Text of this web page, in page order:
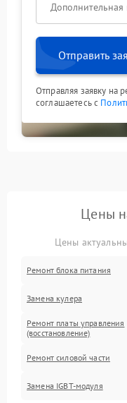
устойчивость и
Отправить
Отправляя заявку на
соглашаетесь с
Цены
Цены
Ремонт блока питания
Замена кулера
Ремонт платы управления
(восстановление)
Ремонт силовой части
Замена IGBT-модуля